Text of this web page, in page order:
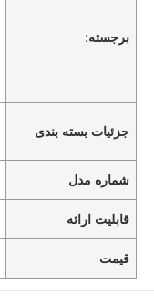
برجسته:
جزئیات بسته بندی
شماره مدل
قابلیت ارائه
قیمت